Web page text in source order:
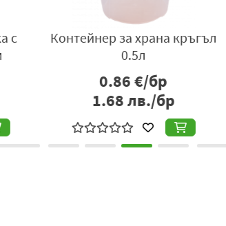
Контейнер за храна кръгъл
0.5л
0.86€/бр
1.68лв./бр